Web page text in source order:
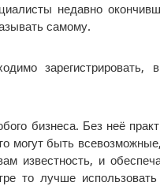
недавно
самому.
зарегистрировать,
бизнеса. Без неё
могут быть
известность, и
то лучше